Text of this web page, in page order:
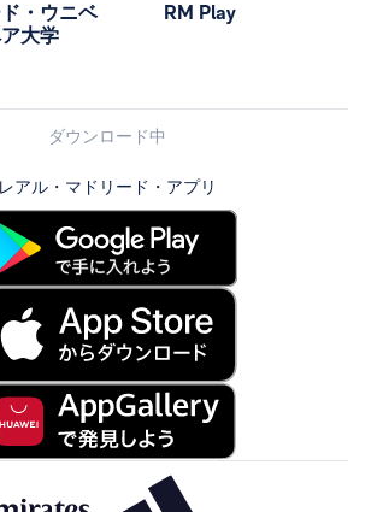
・ウニベ
大学
RM Play
ダウンロード中
レアル・マドリード・アプリ